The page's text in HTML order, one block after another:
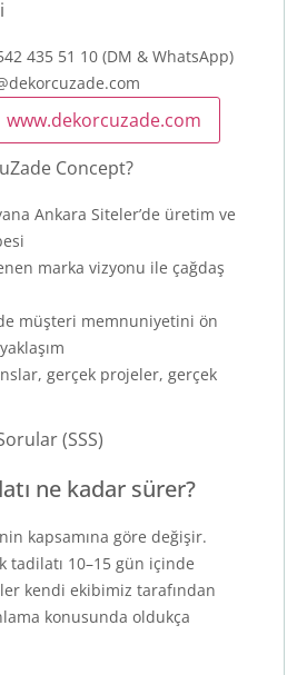
435 51 10 (DM & WhatsApp)
www.dekorcuzade.com
Concept?
Ankara Siteler’de üretim ve
marka vizyonu ile çağdaş
müşteri memnuniyetini ön
gerçek projeler, gerçek
(SSS)
ne kadar sürer?
kapsamına göre değişir.
tadilatı 10–15 gün içinde
kendi ekibimiz tarafından
konusunda oldukça